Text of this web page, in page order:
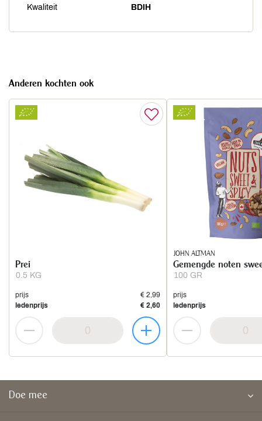
Kwaliteit BDIH
Anderen kochten ook
0.5 KG
Prei
prijs
€ 2,99
ledenprijs
€ 2,60
JOHN ALTMAN
100 GR
Gemengde noten
prijs
ledenprijs
Doe mee